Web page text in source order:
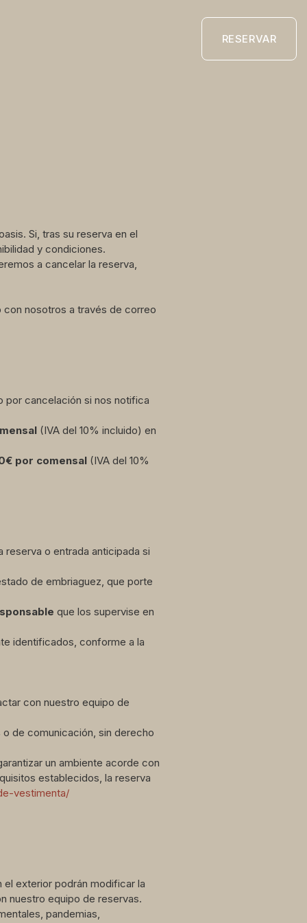
RESERVAR
Si, tras su reserva en el
y condiciones.
a cancelar la reserva,
con nosotros a través de correo
por cancelación si nos notifica
(IVA del 10% incluido) en
€ por comensal (IVA del 10%
reserva o entrada anticipada si
de embriaguez, que porte
que los supervise en
identificados, conforme a la
con nuestro equipo de
de comunicación, sin derecho
un ambiente acorde con
establecidos, la reserva
vestimenta/
exterior podrán modificar la
nuestro equipo de reservas.
pandemias,